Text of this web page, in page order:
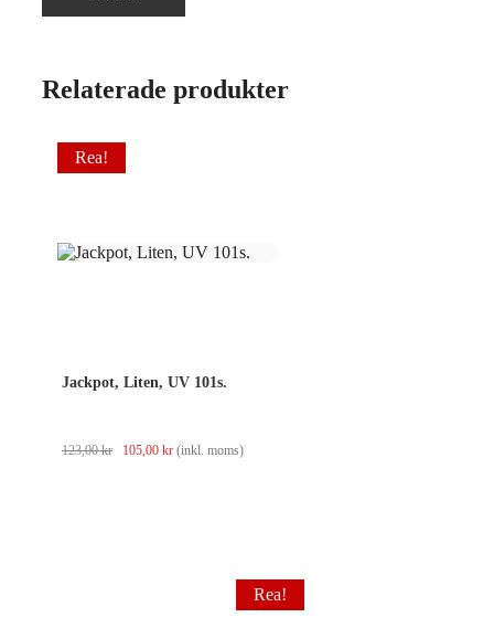
Relaterade produkter
Rea!
Jackpot, Liten, UV 101s.
123,00kr
Det
105,00 krDet
(inkl. moms)
Rea!